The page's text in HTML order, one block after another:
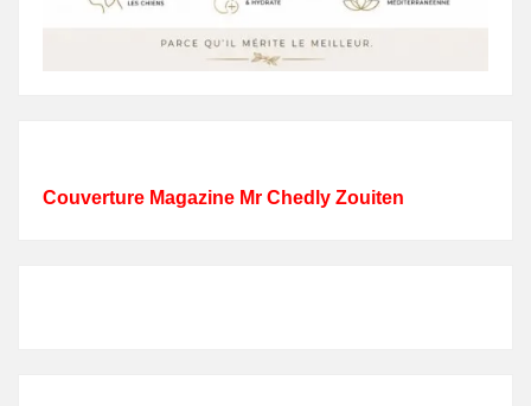
Couverture Magazine Mr Chedly Zouiten